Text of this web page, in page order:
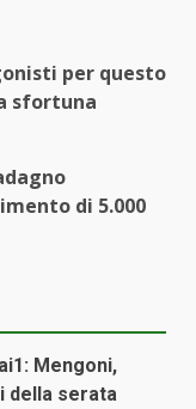
per questo
sfortuna
di 5.000
Mengoni,
della serata